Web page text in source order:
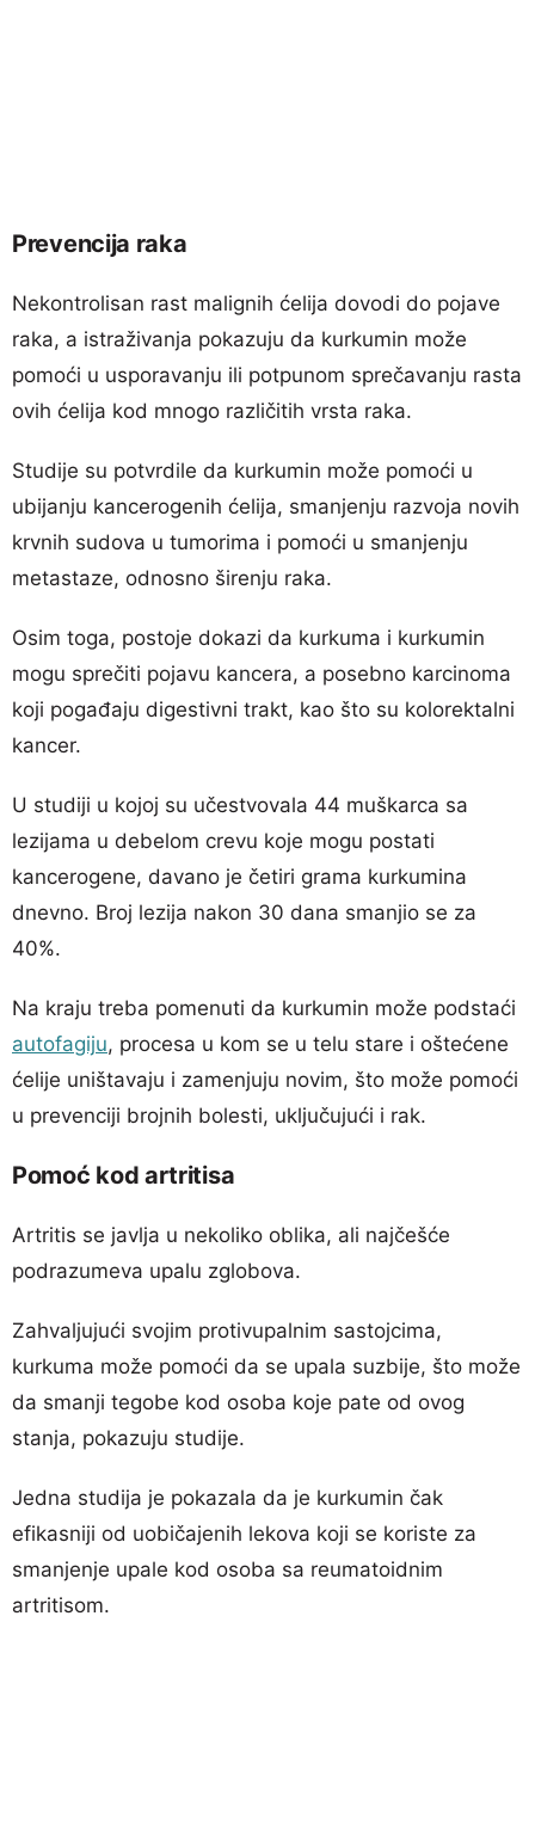
Prevencija raka
Nekontrolisan rast malignih ćelija dovodi do pojave
raka, a istraživanja pokazuju da kurkumin može
pomoći u usporavanju ili potpunom sprečavanju rasta
ovih ćelija kod mnogo različitih vrsta raka.
Studije su potvrdile da kurkumin može pomoći u
ubijanju kancerogenih ćelija, smanjenju razvoja novih
krvnih sudova u tumorima i pomoći u smanjenju
metastaze, odnosno širenju raka.
Osim toga, postoje dokazi da kurkuma i kurkumin
mogu sprečiti pojavu kancera, a posebno karcinoma
koji pogađaju digestivni trakt, kao što su kolorektalni
kancer.
U studiji u kojoj su učestvovala 44 muškarca sa
lezijama u debelom crevu koje mogu postati
kancerogene, davano je četiri grama kurkumina
dnevno. Broj lezija nakon 30 dana smanjio se za
40%.
Na kraju treba pomenuti da kurkumin može podstaći
autofagiju, procesa u kom se u telu stare i oštećene
ćelije uništavaju i zamenjuju novim, što može pomoći
u prevenciji brojnih bolesti, uključujući i rak.
Pomoć kod artritisa
Artritis se javlja u nekoliko oblika, ali najčešće
podrazumeva upalu zglobova.
Zahvaljujući svojim protivupalnim sastojcima,
kurkuma može pomoći da se upala suzbije, što može
da smanji tegobe kod osoba koje pate od ovog
stanja, pokazuju studije.
Jedna studija je pokazala da je kurkumin čak
efikasniji od uobičajenih lekova koji se koriste za
smanjenje upale kod osoba sa reumatoidnim
artritisom.